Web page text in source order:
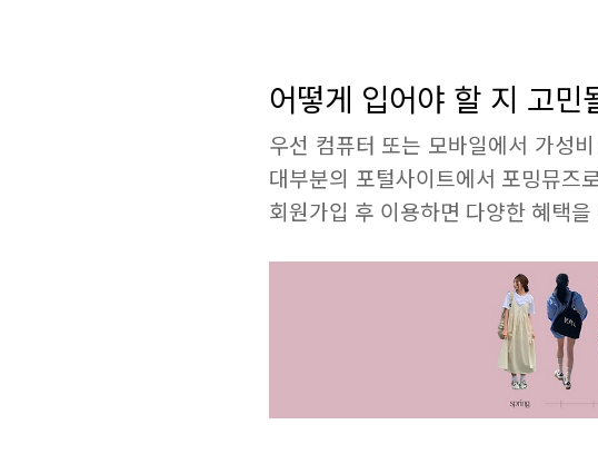
어떻게 입어야 할 지 고민
우선 컴퓨터 또는 모바일에서 가성
대부분의 포털사이트에서 포밍뮤즈
회원가입 후 이용하면 다양한 혜택